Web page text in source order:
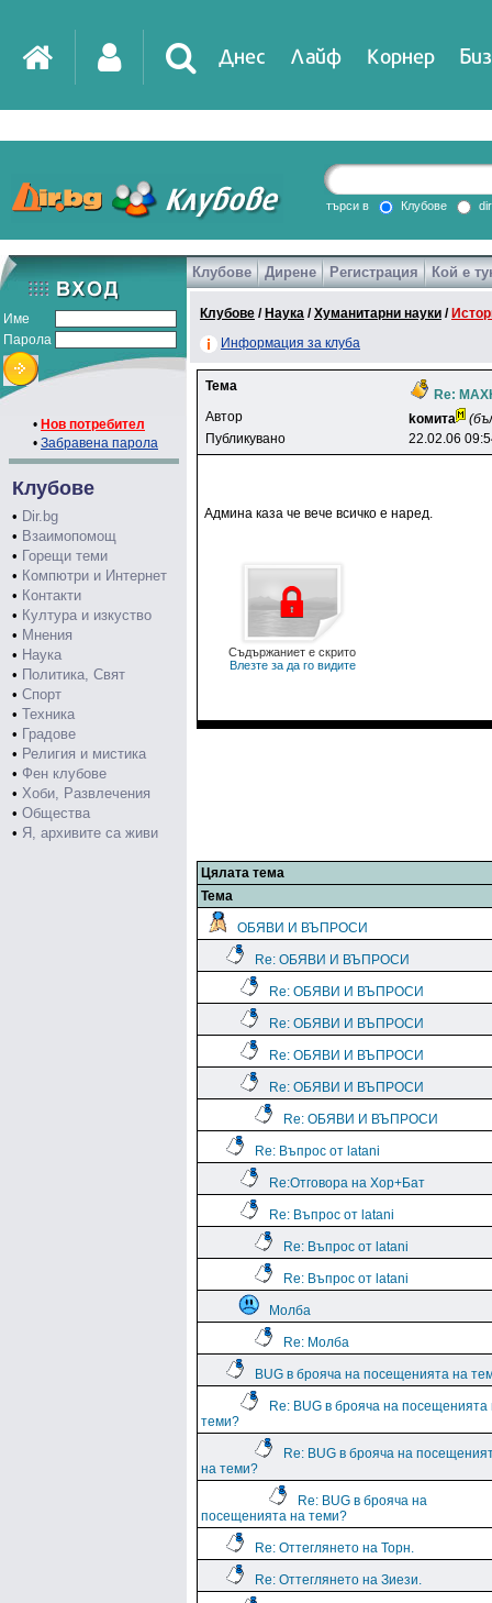
Днес Лайф Корнер
DirTV Impressio
Games
търси в Клубове
Име
Парола
• Нов потребител
• Забравена парола
Клубове
• Dir.bg
• Взаимопомощ
• Горещи теми
• Компютри и Интернет
• Контакти
• Култура и изкуство
• Мнения
• Наука
• Политика, Свят
• Спорт
• Техника
• Градове
• Религия и мистика
• Фен клубове
• Хоби, Развлечения
• Общества
• Я, архивите са живи
Клубове Дирене Регистрация Кой е
Клубове / Наука /Хуманитарни науки /
Информация за клуба
Тема
Re:
Автор
koмитa
Публикувано
22.02.06
Админа каза че вече всичко е наред.
Съдържаниет е скрито
Влезте за да го видите
Цялата тема
Тема
ОБЯВИ И ВЪПРОСИ
Re: ОБЯВИ И ВЪПРОСИ
Re: ОБЯВИ И ВЪПРОСИ
Re: ОБЯВИ И ВЪПРОСИ
Re: ОБЯВИ И ВЪПРОСИ
Re: ОБЯВИ И ВЪПРОСИ
Re: ОБЯВИ И ВЪПРОСИ
Re: Въпрос от latani
Re:Отговора на Хор+Бат
Re: Въпрос от latani
Re: Въпрос от latani
Re: Въпрос от latani
Молба
Re: Молба
BUG в брояча на посещенията на
Re: BUG в брояча на посещенията
теми?
Re: BUG в брояча на
на теми?
Re: BUG в брояча на
посещенията на теми?
Re: Оттеглянето на Торн.
Re: Оттеглянето на Зиези.